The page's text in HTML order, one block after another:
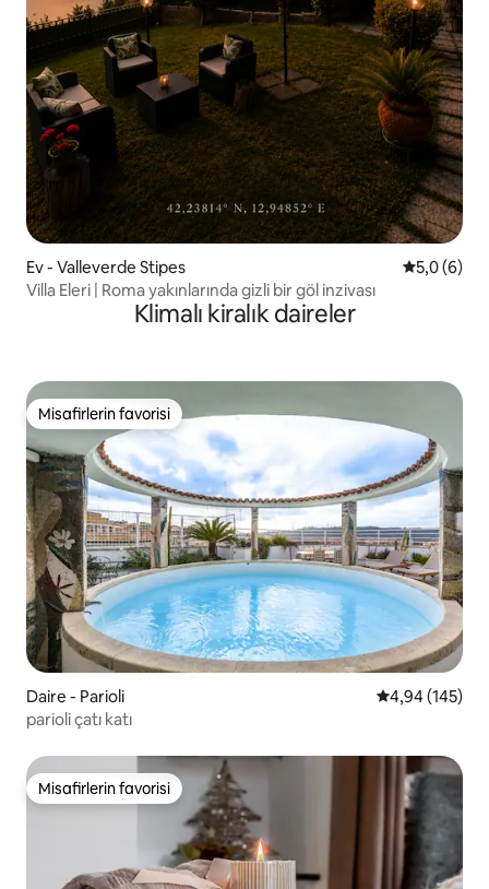
Ev - Valleverde Stipes 55,0 (6)
Villa Eleri | Roma yakınlarında gizli bir göl inzivası
Klimalı kiralık daireler
Misafirlerin favorisi
Misafirlerin favorisi
Daire - Parioli 5 üzerinden
4,94 (145)
parioli çatı katı
Misafirlerin favorisi
Misafirlerin favorisi